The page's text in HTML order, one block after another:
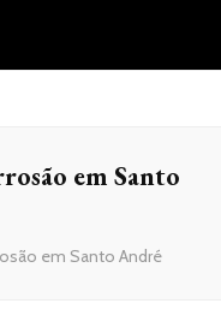
em Santo
em Santo André